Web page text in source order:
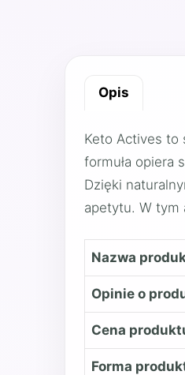
Opis
Keto Actives to
formuła opiera
Dzięki
apetytu. W tym
Nazwa
Opinie o
Cena
Forma